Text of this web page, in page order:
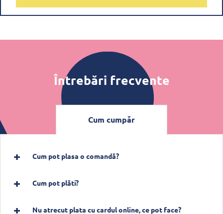
Întrebări frecvente
Cum cumpăr
Cum pot plasa o comandă?
Cum pot plăti?
Nu atrecut plata cu cardul online, ce pot face?